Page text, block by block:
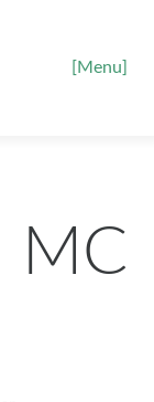
[Menu]
MC